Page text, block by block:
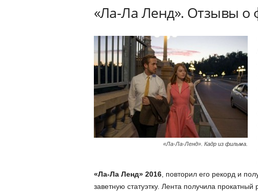
«Ла-Ла Ленд». Отзывы о
«Ла-Ла-Ленд». Кадр из фильма.
«Ла-Ла Ленд» 2016, повторил его рекорд и
заветную статуэтку. Лента получила прокатный